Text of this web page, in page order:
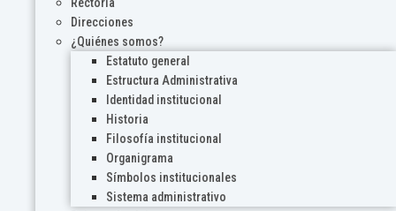
Rectoría
Direcciones
¿Quiénes somos?
Estatuto general
Estructura Administrativa
Identidad institucional
Historia
Filosofía institucional
Organigrama
Símbolos institucionales
Sistema administrativo